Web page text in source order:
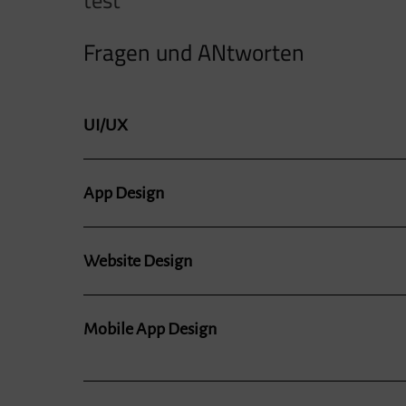
Fragen und ANtworten
UI/UX
App Design
Website Design
Mobile App Design